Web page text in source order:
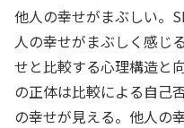
他人の幸せがまぶしい。
人の幸せがまぶしく感じ
せと比較する心理構造と
の正体は比較による自己
の幸せが見える。他人の